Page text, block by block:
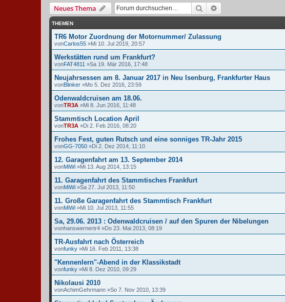
Neues Thema Suche
THEMEN
TR6 Motor Zuordnung der Motornummer/ Zulassung
vonCarlos55 »Mi 10. Jul 2019, 20:57
Werkstätten rund um Frankfurt?
vonFAT4811 »Sa 19. Mär 2016, 17:48
Neujahrsessen am 8. Januar 2017 in Neu Isenburg, Frankfurter Haus
vonBlinker »Mo 5. Dez 2016, 23:59
Odenwaldcruisen am 18.06.
vonTR3A »Mi 8. Jun 2016, 11:48
Stammtisch Location April
vonTR3A »Di 2. Feb 2016, 08:20
Frohes Fest, guten Rutsch und eine sonniges TR-Jahr 2015
vonGG-7050 »Di 2. Dez 2014, 11:10
12. Garagenfahrt am 13. September 2014
vonMiWi »Mi 13. Aug 2014, 13:15
11. Garagenfahrt des Stammtisches Frankfurt
vonMiWi »Sa 27. Jul 2013, 11:50
11. Große Garagenfahrt des Stammtisch Frankfurt
vonMiWi »Mi 10. Jul 2013, 11:55
Sa, 29.06. 2013 : Odenwaldcruisen / auf den Spuren der Nibelungen
vonhanswernertr4 »Do 23. Mai 2013, 08:19
TR-Ausfahrt nach Österreich
vonfunky »Mi 16. Feb 2011, 13:38
"Kennenlern"-Abend in der Klassikstadt
vonfunky »Mi 8. Dez 2010, 09:29
Nikolausi 2010
vonAchimGehrmann »So 7. Nov 2010, 13:39